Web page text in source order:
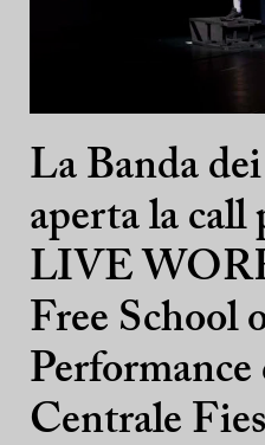
La Banda
aperta la call
LIVE
Free School
Performance
Centrale Fies